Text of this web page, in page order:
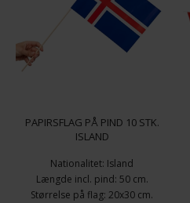
PAPIRSFLAG PÅ PIND 10 STK.
ISLAND
Nationalitet: Island
Længde incl. pind: 50 cm.
Størrelse på flag: 20x30 cm.